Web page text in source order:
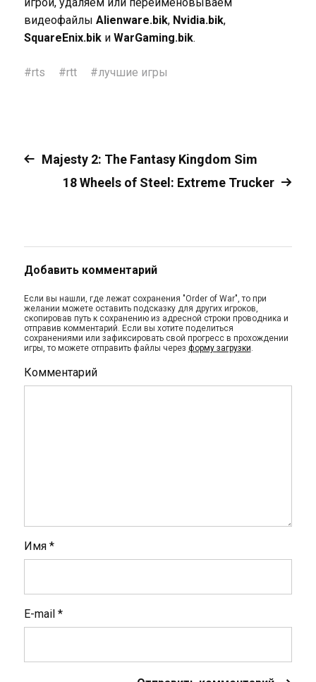
видеофайлы Alienware.bik, Nvidia.bik,
SquareEnix.bikи WarGaming.bik.
#rts #rtt #лучшие игры
Majesty 2: The Fantasy Kingdom Sim
18 Wheels of Steel: Extreme Trucker
Добавить комментарий
Если вы нашли, где лежат сохранения "Order of War", то при
желании можете оставить подсказку для других игроков,
скопировав путь к сохранению из адресной строки проводника и
отправив комментарий. Если вы хотите поделиться
сохранениями или зафиксировать свой прогресс в прохождении
игры, то можете отправить файлы через форму загрузки.
Комментарий
Имя *
E-mail *